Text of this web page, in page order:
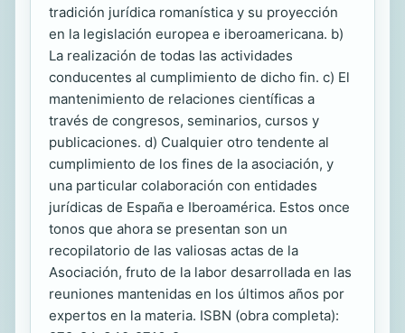
tradición jurídica romanística y su proyección
en la legislación europea e iberoamericana. b)
La realización de todas las actividades
conducentes al cumplimiento de dicho fin. c) El
mantenimiento de relaciones científicas a
través de congresos, seminarios, cursos y
publicaciones. d) Cualquier otro tendente al
cumplimiento de los fines de la asociación, y
una particular colaboración con entidades
jurídicas de España e Iberoamérica. Estos once
tonos que ahora se presentan son un
recopilatorio de las valiosas actas de la
Asociación, fruto de la labor desarrollada en las
reuniones mantenidas en los últimos años por
expertos en la materia. ISBN (obra completa):